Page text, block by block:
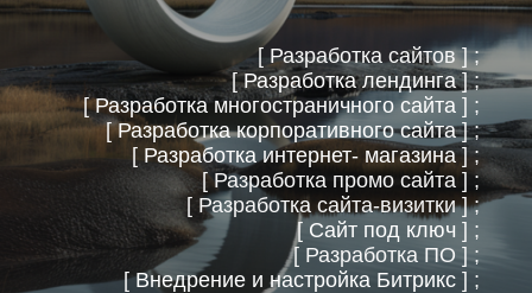
[ Разработка сайтов ] ;
[Разработка лендинга] ;
[Разработка многостраничного сайта ] ;
[Разработка корпоративного сайта] ;
[ Разработка интернет- магазина] ;
[ Разработка промо сайта ] ;
[ Разработка сайта-визитки ] ;
[ Сайт под ключ ] ;
[ Разработка ПО ] ;
[Внедрение и настройка Битрикс ] ;